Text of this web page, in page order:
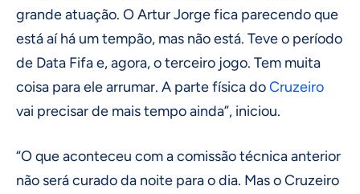
grande atuação. O Artur Jorge fica parecendo que
está aí há um tempão, mas não está. Teve o período
de Data Fifa e, agora, o terceiro jogo. Tem muita
coisa para ele arrumar. A parte física doCruzeiro
vai precisar de mais tempo ainda”, iniciou.
“O que aconteceu com a comissão técnica anterior
não será curado da noite para o dia. Mas o Cruzeiro